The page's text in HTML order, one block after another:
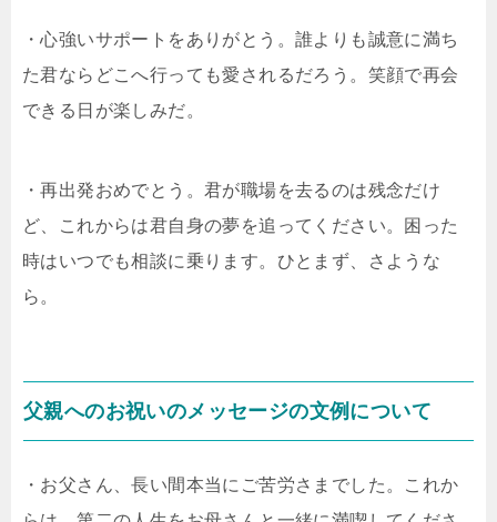
・心強いサポートをありがとう。誰よりも誠意に満ち
た君ならどこへ行っても愛されるだろう。笑顔で再会
できる日が楽しみだ。
・再出発おめでとう。君が職場を去るのは残念だけ
ど、これからは君自身の夢を追ってください。困った
時はいつでも相談に乗ります。ひとまず、さような
ら。
父親へのお祝いのメッセージの文例について
・お父さん、長い間本当にご苦労さまでした。これか